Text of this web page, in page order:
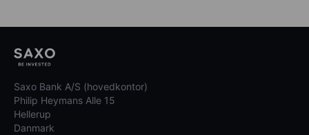
Saxo Bank A/S (hovedkontor)
Philip Heymans Alle 15
Hellerup
Danmark